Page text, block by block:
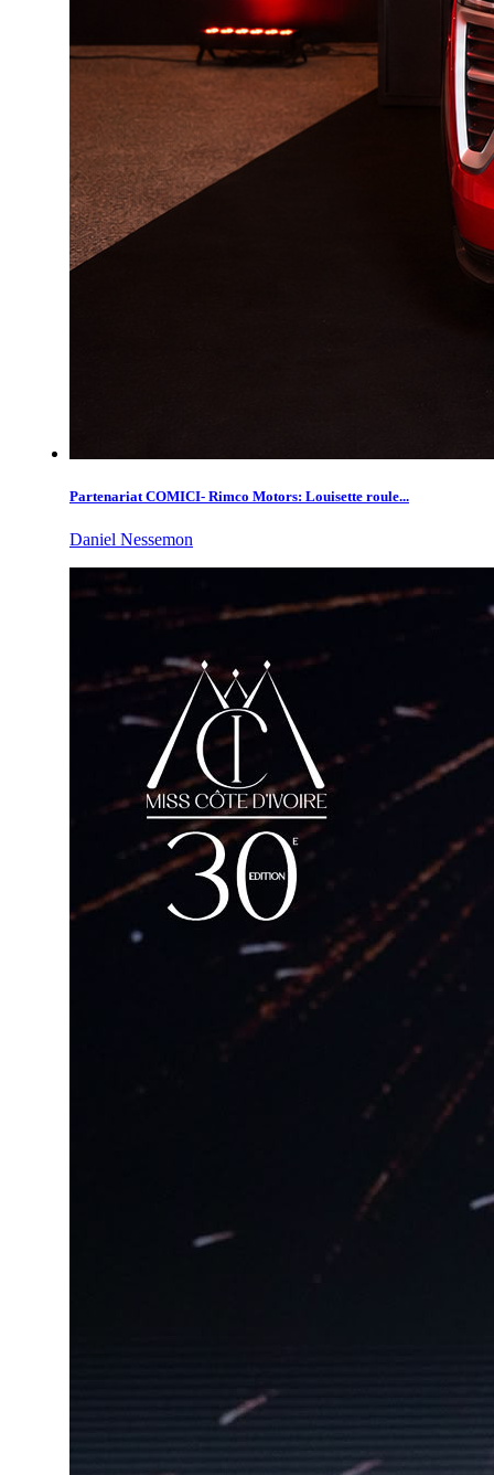
Partenariat COMICI- Rimco Motors: Louisette roule...
Daniel Nessemon